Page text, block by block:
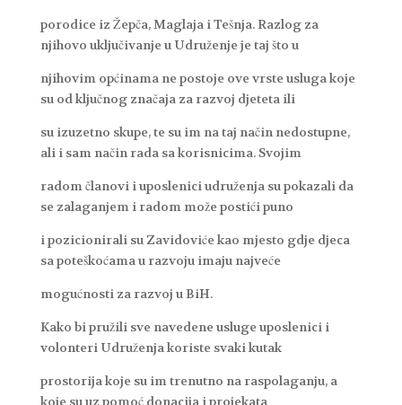
porodice iz Žepča, Maglaja i Tešnja. Razlog za
njihovo uključivanje u Udruženje je taj što u
njihovim općinama ne postoje ove vrste usluga koje
su od ključnog značaja za razvoj djeteta ili
su izuzetno skupe, te su im na taj način nedostupne,
ali i sam način rada sa korisnicima. Svojim
radom članovi i uposlenici udruženja su pokazali da
se zalaganjem i radom može postići puno
i pozicionirali su Zavidoviće kao mjesto gdje djeca
sa poteškoćama u razvoju imaju najveće
mogućnosti za razvoj u BiH.
Kako bi pružili sve navedene usluge uposlenici i
volonteri Udruženja koriste svaki kutak
prostorija koje su im trenutno na raspolaganju, a
koje su uz pomoć donacija i projekata